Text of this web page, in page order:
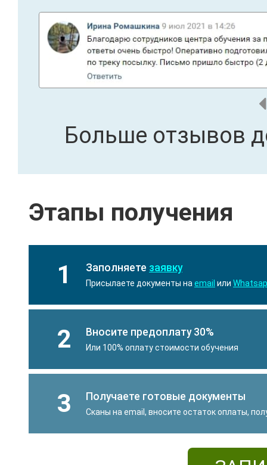
Больше отзывов
Этапы получения
1 Заполняете заявку
Присылаете документы на email или
2 Вносите предоплату 30%
Или 100% оплату стоимости обучения
3 Получаете готовые документы
Сканы на email, вносите остаток оплаты,